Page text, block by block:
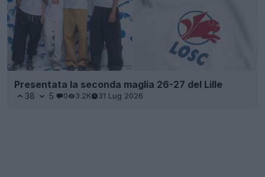
Presentata la seconda maglia 26-27 del Lille
38 5 0 3.2K 31 Lug 2026